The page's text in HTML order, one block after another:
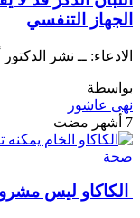
الجهاز التنفسي
الادعاء: ــ نشر
بواسطة
نهى عاشور
7 أشهر مضت
صحة
الكاكاو ليس